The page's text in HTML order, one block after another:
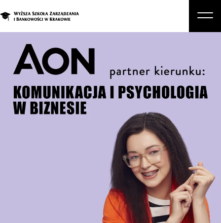
Studia
Studia podyplomowe i kursy
Zapisz się na studia